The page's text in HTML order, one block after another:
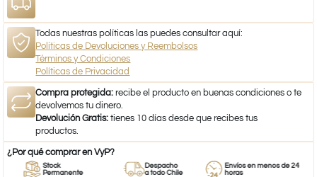
Todas nuestras políticas las puedes consultar aquí:
Políticas de Devoluciones y Reembolsos
Términos y Condiciones
Políticas de Privacidad
Compra protegida: recibe el producto en buenas condiciones o te
devolvemos tu dinero.
Devolución Gratis: tienes 10 días desde que recibes tus
productos.
¿Por qué comprar en VyP?
Stock
Permanente
Despacho
a todo Chile
Envíos en menos de 24
horas